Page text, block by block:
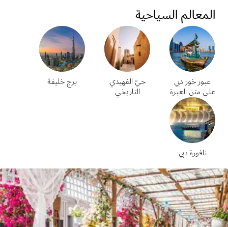
المعالم السياحية
عبور خور دبي
على متن العبرة
حيّ الفهيدي
التاريخي
برج خليفة
نافورة دبي